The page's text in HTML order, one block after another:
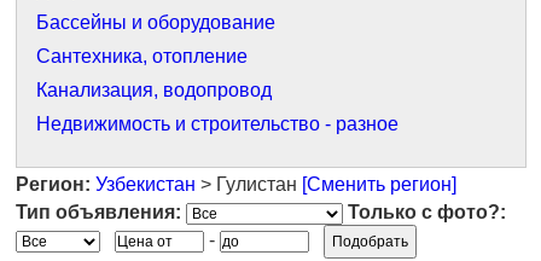
Бассейны и оборудование
Сантехника, отопление
Канализация, водопровод
Недвижимость и строительство - разное
Регион: Узбекистан > Гулистан [Сменить регион]
Тип объявления:
Только с фото?:
-